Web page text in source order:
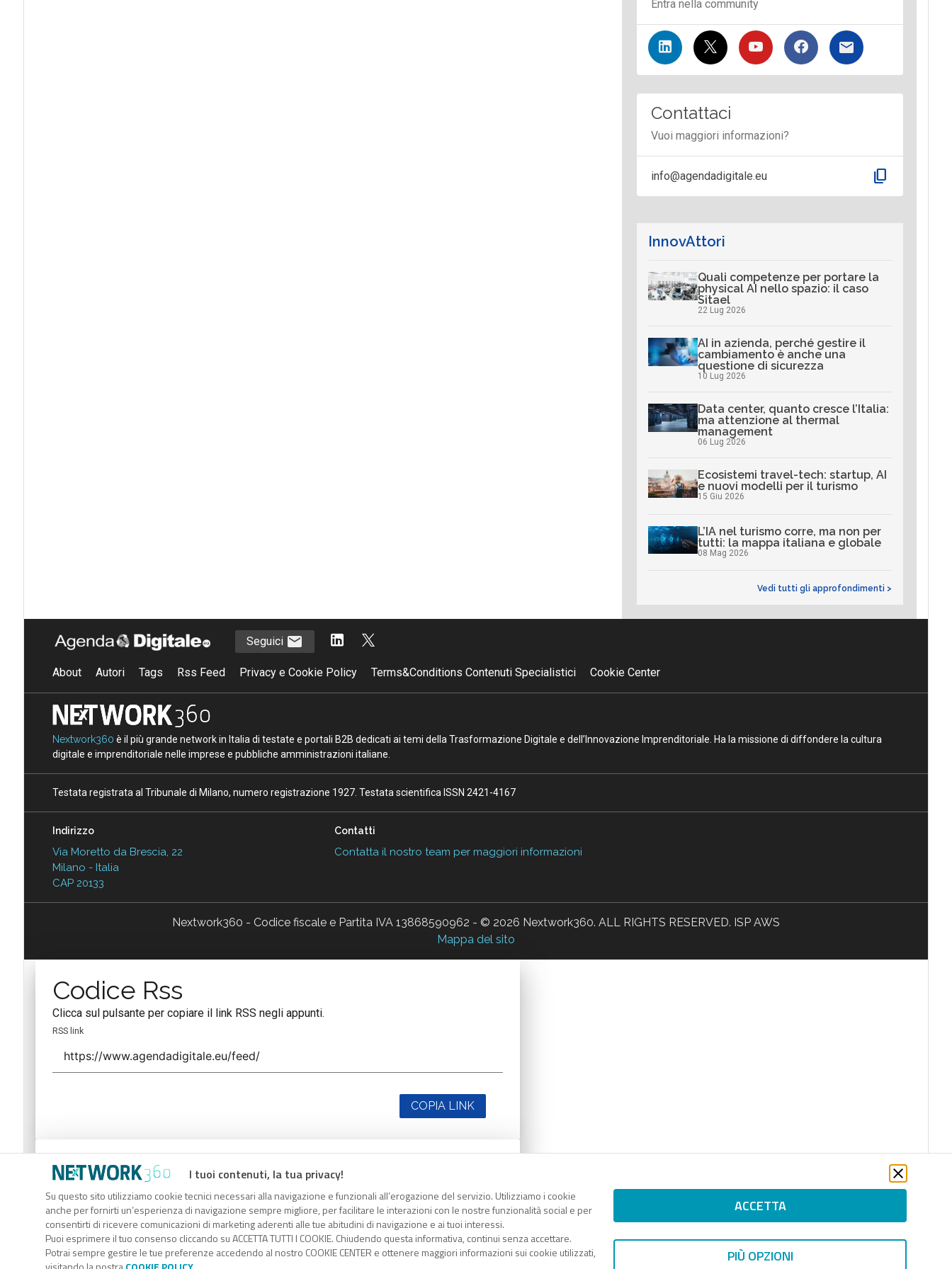
Entra nella community
Contattaci
Vuoi maggiori informazioni?
info@agendadigitale.eu content_copy
InnovAttori
Quali competenze per portare la
physical AI nello spazio: il caso
Sitael
22 Lug 2026
AI in azienda, perché gestire il
cambiamento è anche una
questione di sicurezza
10 Lug 2026
Data center, quanto cresce l’Italia:
ma attenzione al thermal
management
06 Lug 2026
Ecosistemi travel-tech: startup, AI
e nuovi modelli per il turismo
15 Giu 2026
L’IA nel turismo corre, ma non per
tutti: la mappa italiana e globale
08 Mag 2026
Vedi tutti gli approfondimenti >
I tuoi contenuti, la tua privacy!
Su questo sito utilizziamo cookie tecnici necessari alla navigazione e funzionali all’erogazione del servizio. Utilizziamo i cookie
anche per fornirti un’esperienza di navigazione sempre migliore, per facilitare le interazioni con le nostre funzionalità social e per
consentirti di ricevere comunicazioni di marketing aderenti alle tue abitudini di navigazione e ai tuoi interessi.
Puoi esprimere il tuo consenso cliccando su ACCETTA TUTTI I COOKIE. Chiudendo questa informativa, continui senza accettare.
Potrai sempre gestire le tue preferenze accedendo al nostro COOKIE CENTER e ottenere maggiori informazioni sui cookie utilizzati,
ACCETTA
PIÙ OPZIONI
Seguici
About Autori Tags Rss Feed Privacy e Cookie Policy Terms&Conditions Contenuti Specialistici Cookie Center
Nextwork360 è il più grande network in Italia di testate e portali B2B dedicati ai temi della Trasformazione Digitale e dell’Innovazione Imprenditoriale. Ha la missione di diffondere la cultura
digitale e imprenditoriale nelle imprese e pubbliche amministrazioni italiane.
Testata registrata al Tribunale di Milano, numero registrazione 1927. Testata scientifica ISSN 2421-4167
Indirizzo
Via Moretto da Brescia, 22
Milano - Italia
CAP 20133
Contatti
Contatta il nostro team per maggiori informazioni
Nextwork360 - Codice fiscale e Partita IVA 13868590962 - © 2026 Nextwork360. ALL RIGHTS RESERVED. ISP AWS
Mappa del sito
Codice Rss
Clicca sul pulsante per copiare il link RSS negli appunti.
RSS link
COPIA LINK
Codice Rss
Clicca sul pulsante per copiare il link RSS negli appunti.
RSS link